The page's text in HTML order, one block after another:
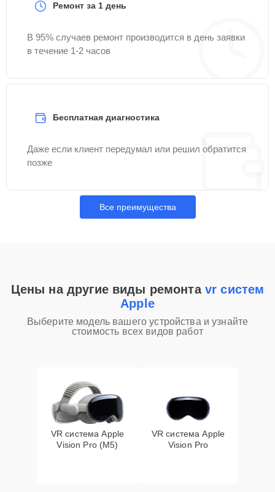
Ремонт за 1 день
В 95% случаев ремонт производится в день заявки
в течение 1-2 часов
Бесплатная диагностика
Даже если клиент передумал или решил обратится
позже
Все преимущества
Цены на другие виды ремонта vr систем
Apple
Выберите модель вашего устройства и узнайте
стоимость всех видов работ
VR система Apple
Vision Pro (M5)
VR система Apple
Vision Pro